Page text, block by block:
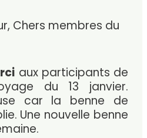
Chers membres du
aux participants de
du 13 janvier.
car la benne de
Une nouvelle benne